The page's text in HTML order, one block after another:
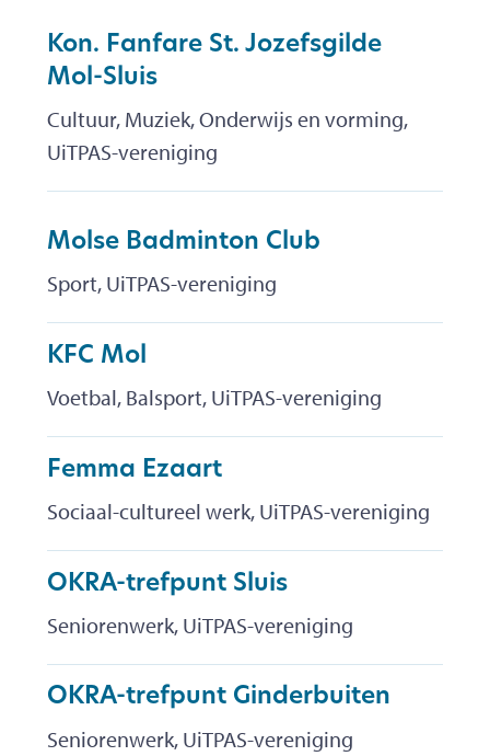
Kon. Fanfare St. Jozefsgilde
Mol-Sluis
Cultuur, Muziek, Onderwijs en vorming,
UiTPAS-vereniging
Molse Badminton Club
Sport, UiTPAS-vereniging
KFC Mol
Voetbal, Balsport, UiTPAS-vereniging
Femma Ezaart
Sociaal-cultureel werk, UiTPAS-vereniging
OKRA-trefpunt Sluis
Seniorenwerk, UiTPAS-vereniging
OKRA-trefpunt Ginderbuiten
Seniorenwerk, UiTPAS-vereniging